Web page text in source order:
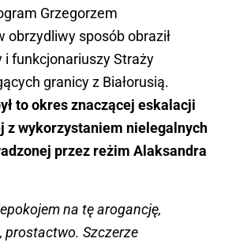
Grzegorzem
obrzydliwy sposób obraził
i funkcjonariuszy Straży
granicy z Białorusią.
to okres znaczącej eskalacji
z wykorzystaniem nielegalnych
przez reżim Alaksandra
na tę arogancję,
prostactwo. Szczerze